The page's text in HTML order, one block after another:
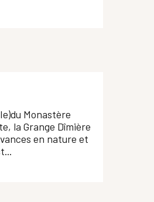
Monastère
la Grange Dîmière
en nature et